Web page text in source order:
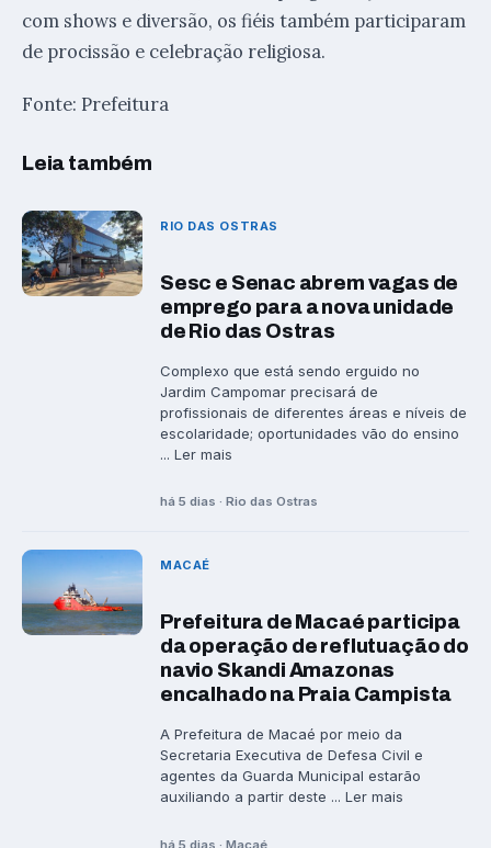
com shows e diversão, os fiéis também participaram
de procissão e celebração religiosa.
Fonte: Prefeitura
Leia também
RIO DAS OSTRAS
Sesc e Senac abrem vagas de
emprego para a nova unidade
de Rio das Ostras
Complexo que está sendo erguido no
Jardim Campomar precisará de
profissionais de diferentes áreas e níveis de
escolaridade; oportunidades vão do ensino
... Ler mais
há 5 dias · Rio das Ostras
MACAÉ
Prefeitura de Macaé participa
da operação de reflutuação do
navio Skandi Amazonas
encalhado na Praia Campista
A Prefeitura de Macaé por meio da
Secretaria Executiva de Defesa Civil e
agentes da Guarda Municipal estarão
auxiliando a partir deste ... Ler mais
há 5 dias · Macaé